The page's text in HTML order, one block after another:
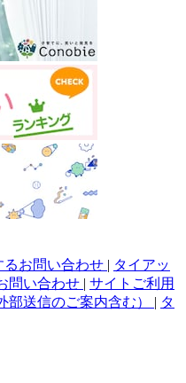
るお問い合わせ | タイアッ
問い合わせ | サイトご利用
部送信のご案内含む） | タ